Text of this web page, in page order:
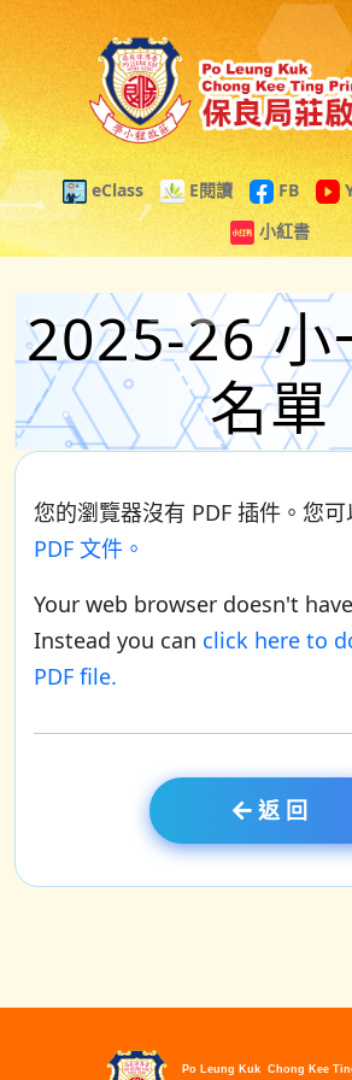
eClass E閱讀 FB
小紅書
2025-26 小
名單
您的瀏覽器沒有 PDF 插件。您可
PDF 文件。
Your web browser doesn't
Instead you can click here to
PDF file.
返 回